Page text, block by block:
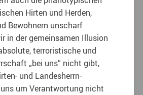
Hirten und Herden,
Bewohnern unscharf
in der gemeinsamen Illusion
terroristische und
„bei uns“ nicht gibt,
und Landesherrn-
um Verantwortung nicht